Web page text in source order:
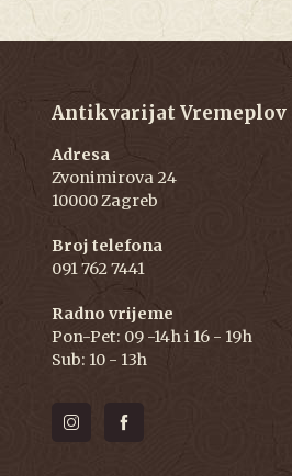
Antikvarijat Vremeplov
Adresa
Zvonimirova 24
10000 Zagreb
Broj telefona
091 762 7441
Radno vrijeme
Pon-Pet: 09 -14h i 16 - 19h
Sub: 10 - 13h